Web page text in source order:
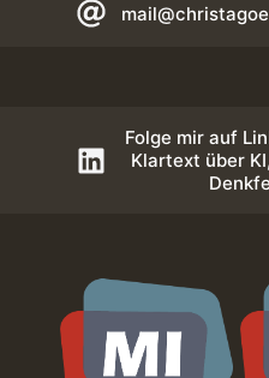
Folge mir auf
Klartext über